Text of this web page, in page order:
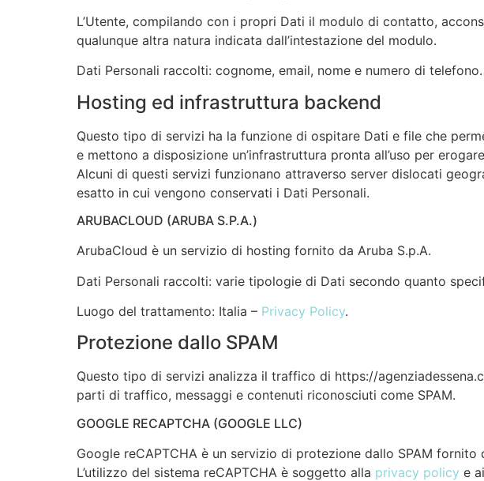
L’Utente, compilando con i propri Dati il modulo di contatto,
qualunque altra natura indicata dall’intestazione del modulo.
Dati Personali raccolti: cognome, email, nome e numero di telefono.
Hosting ed infrastruttura backend
Questo tipo di servizi ha la funzione di ospitare Dati e file che
e mettono a disposizione un’infrastruttura pronta all’uso per
Alcuni di questi servizi funzionano attraverso server dislocati
esatto in cui vengono conservati i Dati Personali.
ARUBACLOUD (ARUBA S.P.A.)
ArubaCloud è un servizio di hosting fornito da Aruba S.p.A.
Dati Personali raccolti: varie tipologie di Dati secondo quanto
Luogo del trattamento: Italia – Privacy Policy.
Protezione dallo SPAM
Questo tipo di servizi analizza il traffico di https://
parti di traffico, messaggi e contenuti riconosciuti come SPAM.
GOOGLE RECAPTCHA (GOOGLE LLC)
Google reCAPTCHA è un servizio di protezione dallo SPAM fornito
L’utilizzo del sistema reCAPTCHA è soggetto alla privacy policy e ai